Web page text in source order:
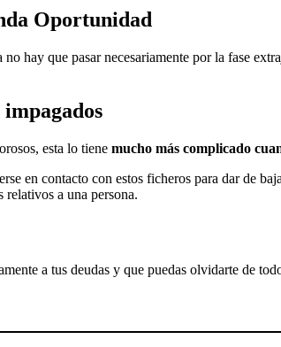
Oportunidad
hay que pasar necesariamente por la fase
esta lo tiene mucho más complicado
en contacto con estos ficheros para dar de
relativos a una persona.
a tus deudas y que puedas olvidarte de